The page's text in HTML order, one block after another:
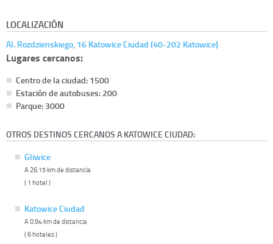
LOCALIZACIÓN
Al. Rozdzienskiego, 16 Katowice Ciudad (40-202 Katowice)
Lugares cercanos:
Centro de la ciudad: 1500
Estación de autobuses: 200
Parque: 3000
OTROS DESTINOS CERCANOS A KATOWICE CIUDAD:
Gliwice
A 26.15 km de distancia
( 1 hotel )
Katowice Ciudad
A 0.94 km de distancia
( 6 hoteles )